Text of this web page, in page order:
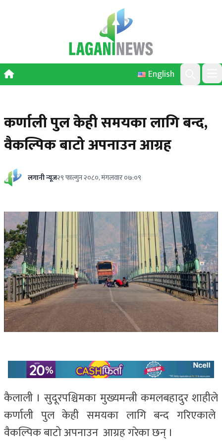
English
Search
कर्णाली पुल केही समयका लागि बन्द,
वैकल्पिक बाटो अपनाउन आग्रह
लगानी न्यूज२९ फाल्गुन २०८०, मंगलवार ०७:०९
कैलाली । सुदूरपश्चिमका मुख्यमन्त्री कमलबहादुर शाहीले
कर्णाली पुल केही समयका लागि बन्द गरिएकाले
वैकल्पिक बाटो अपनाउन आग्रह गरेका छन् ।